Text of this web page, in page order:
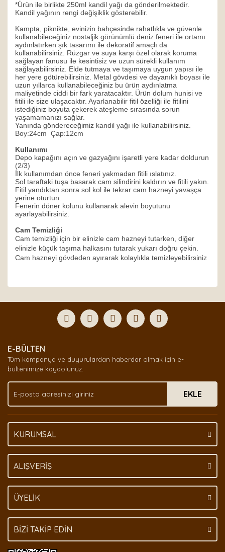
*Ürün ile birlikte 250ml kandil yağı da gönderilmektedir.
Kandil yağının rengi değişiklik gösterebilir.
Kampta, piknikte, evinizin bahçesinde rahatlıkla ve güvenle
kullanabileceğiniz nostaljik görünümlü deniz feneri ile ortamı
aydınlatırken şık tasarımı ile dekoratif amaçlı da
kullanabilirsiniz. Rüzgar ve suya karşı özel olarak koruma
sağlayan fanusu ile kesintisiz ve uzun sürekli kullanım
sağlayabilirsiniz. Elde tutmaya ve taşımaya uygun yapısı ile
her yere götürebilirsiniz. Metal gövdesi ve dayanıklı boyası ile
uzun yıllarca kullanabileceğiniz bu ürün aydınlatma
maliyetinde ciddi bir fark yaratacaktır. Ürün dolum hunisi ve
fitili ile size ulaşacaktır. Ayarlanabilir fitil özelliği ile fitilini
istediğiniz boyuta çekerek ateşleme sırasında sorun
yaşamamanızı sağlar.
Yanında göndereceğimiz kandil yağı ile kullanabilirsiniz.
Boy:24cm Çap:12cm
Kullanımı
Depo kapağını açın ve gazyağını işaretli yere kadar doldurun
(2/3)
İlk kullanımdan önce feneri yakmadan fitili ıslatınız.
Sol taraftaki tuşa basarak cam silindirini kaldırın ve fitili yakın.
Fitil yandıktan sonra sol kol ile tekrar cam hazneyi yavaşça
yerine oturtun.
Fenerin döner kolunu kullanarak alevin boyutunu
ayarlayabilirsiniz.
Cam Temizliği
Cam temizliği için bir elinizle cam hazneyi tutarken, diğer
elinizle küçük taşıma halkasını tutarak yukarı doğru çekin.
Cam hazneyi gövdeden ayırarak kolaylıkla temizleyebilirsiniz
Yorum Yaz
formunu kullanarak tarafımıza iletebilirsiniz.
Görüş ve önerileriniz için teşekkür ederiz.
Ürün açıklamasında eksik bilgiler bulunuyor.
Ürün bilgilerinde hatalar bulunuyor.
Ürün fiyatı diğer sitelerden daha pahalı.
Bu ürüne benzer farklı alternatifler olmalı.
E-BÜLTEN
Tüm kampanya ve duyurulardan haberdar olmak için e-
bültenimize kaydolunuz.
EKLE
KURUMSAL
ALIŞVERİŞ
ÜYELİK
BİZİ TAKİP EDİN